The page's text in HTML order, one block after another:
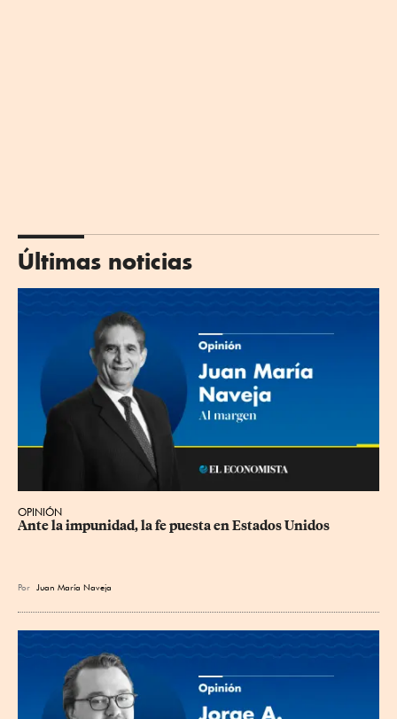
Últimas noticias
OPINIÓN
Ante la impunidad, la fe puesta en Estados Unidos
Por Juan María Naveja